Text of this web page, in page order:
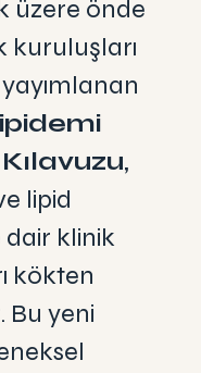
üzere önde
kuruluşları
,
lipid
klinik
kökten
Bu yeni